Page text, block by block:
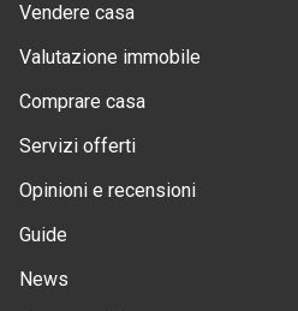
Vendere casa
Valutazione immobile
Comprare casa
Servizi offerti
Opinioni e recensioni
Guide
News